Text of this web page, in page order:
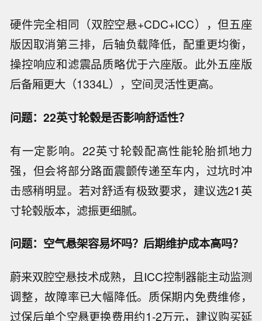
硬件完全相同（双腔空悬+CDC+ICC），但五座
版因取消第三排，后轴负载降低，配重更均衡，
操控响应和滤震品质略优于六座版。此外五座版
后备厢更大（1334L），空间灵活性更高。
问题：22英寸轮毂是否影响舒适性？
有一定影响。22英寸轮毂配高性能轮胎抓地力
强，但会将部分路面震颤传递至车内，过坑时冲
击感稍明显。若对舒适有极致要求，建议选21英
寸轮毂版本，滤振更细腻。
问题：空气悬架容易坏吗？后期维护成本高吗？
蔚来双腔空悬技术成熟，且ICC控制器能主动监测
调整，故障率已大幅降低。质保期内免费维修，
过保后单个空悬更换费用约1-2万元，建议购买延